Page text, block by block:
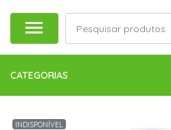
CATEGORIAS
INDISPONÍVEL